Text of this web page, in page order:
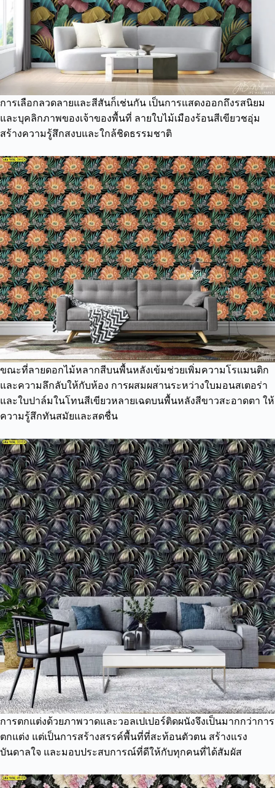
การเลือกลวดลายและสีสันก็เช่นกัน เป็นการแสดงออกถึงรสนิยม
และบุคลิกภาพของเจ้าของพื้นที่ ลายใบไม้เมืองร้อนสีเขียวชอุ่ม
สร้างความรู้สึกสงบและใกล้ชิดธรรมชาติ
ขณะที่ลายดอกไม้หลากสีบนพื้นหลังเข้มช่วยเพิ่มความโรแมนติก
และความลึกลับให้กับห้อง การผสมผสานระหว่างใบมอนสเตอร่า
และใบปาล์มในโทนสีเขียวหลายเฉดบนพื้นหลังสีขาวสะอาดตา ให้
ความรู้สึกทันสมัยและสดชื่น
การตกแต่งด้วยภาพวาดและวอลเปเปอร์ติดผนังจึงเป็นมากกว่าการ
ตกแต่ง แต่เป็นการสร้างสรรค์พื้นที่ที่สะท้อนตัวตน สร้างแรง
บันดาลใจ และมอบประสบการณ์ที่ดีให้กับทุกคนที่ได้สัมผัส